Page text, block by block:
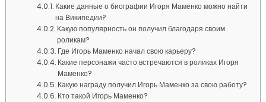
Какие данные о биографии Игоря Маменко можно найти
на Википедии?
Какую популярность он получил благодаря своим
роликам?
Где Игорь Маменко начал свою карьеру?
Какие персонажи часто встречаются в роликах Игоря
Маменко?
Какую награду получил Игорь Маменко за свою работу?
Кто такой Игорь Маменко?